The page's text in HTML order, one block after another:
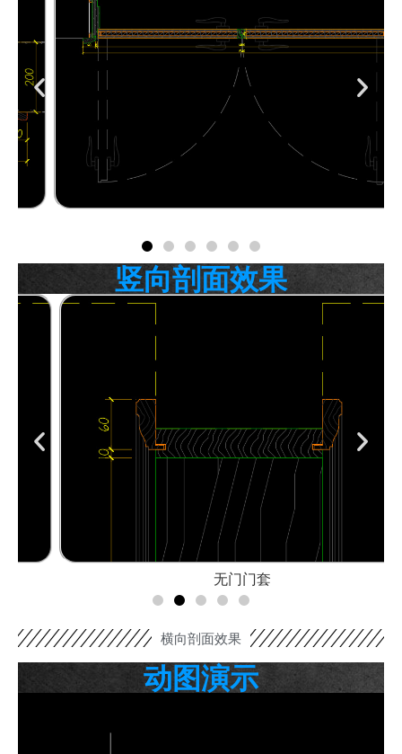
竖向剖面效果
无门门套
横向剖面效果
动图演示